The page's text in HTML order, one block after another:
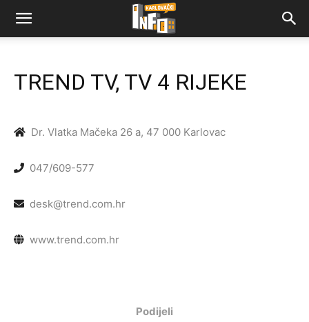
TREND TV, TV 4 RIJEKE
Dr. Vlatka Mačeka 26 a, 47 000 Karlovac
047/609-577
desk@trend.com.hr
www.trend.com.hr
Podijeli